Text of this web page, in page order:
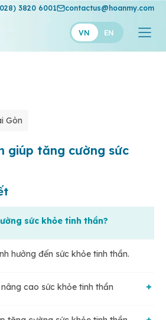
3820 6001 contactus@hoanmy.com
VN EN
Hạnh Phúc
Thuận Mỹ
Gòn
giúp tăng cường sức
sức khỏe tinh thần?
hưởng đến sức khỏe tinh thần.
cao sức khỏe tinh thần